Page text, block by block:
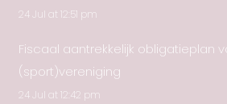
24 Jul at 12:51 pm
Fiscaal aantrekkelijk obligatieplan
(sport)vereniging
24 Jul at 12:42 pm